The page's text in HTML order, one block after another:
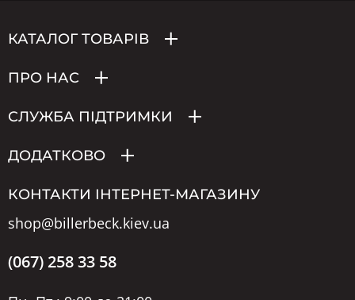
КАТАЛОГ ТОВАРІВ
ПРО НАС
СЛУЖБА ПІДТРИМКИ
ДОДАТКОВО
КОНТАКТИ ІНТЕРНЕТ-МАГАЗИНУ
shop@billerbeck.kiev.ua
(067) 258 33 58